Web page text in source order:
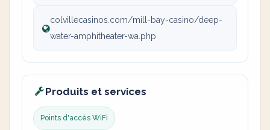
colvillecasinos.com/mill-bay-casino/deep-
water-amphitheater-wa.php
Produits et services
Points d'accès WiFi